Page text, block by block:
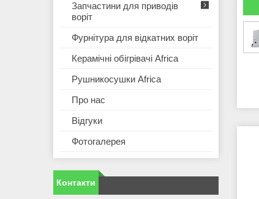
Запчастини для приводів
воріт
Фурнітура для відкатних воріт
Керамічні обігрівачі Africa
Рушникосушки Africa
Про нас
Відгуки
Фотогалерея
Контакти